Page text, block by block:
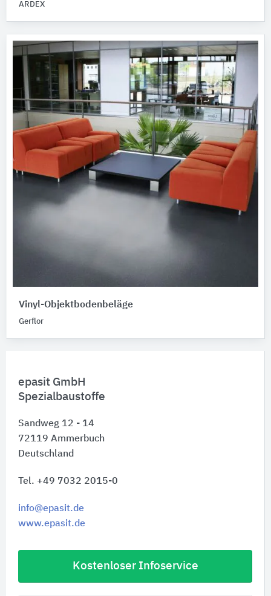
epasit GmbH
Spezialbaustoffe
Sandweg 12 - 14
72119 Ammerbuch
Deutschland
Tel. +49 7032 2015-0
info@epasit.de
www.epasit.de
Kostenloser Infoservice
ARDEX
Vinyl-Objektbodenbeläge
Gerflor